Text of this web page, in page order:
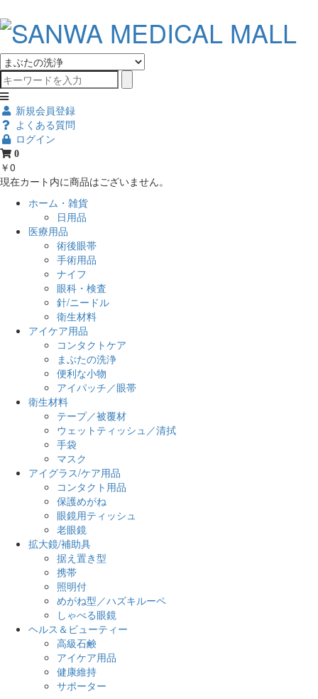
新規会員登録
よくある質問
ログイン
0
￥0
現在カート内に商品はございません。
ホーム・雑貨
日用品
医療用品
術後眼帯
手術用品
ナイフ
眼科・検査
針/ニードル
衛生材料
アイケア用品
コンタクトケア
まぶたの洗浄
便利な小物
アイパッチ／眼帯
衛生材料
テープ／被覆材
ウェットティッシュ／清拭
手袋
マスク
アイグラス/ケア用品
コンタクト用品
保護めがね
眼鏡用ティッシュ
老眼鏡
拡大鏡/補助具
据え置き型
携帯
照明付
めがね型／ハズキルーペ
しゃべる眼鏡
ヘルス＆ビューティー
高級石鹸
アイケア用品
健康維持
サポーター